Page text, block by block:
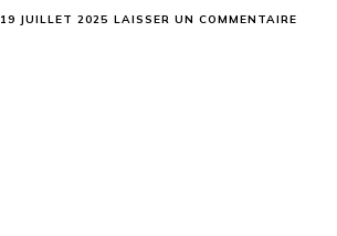
19 JUILLET 2025 LAISSER UN COMMENTAIRE